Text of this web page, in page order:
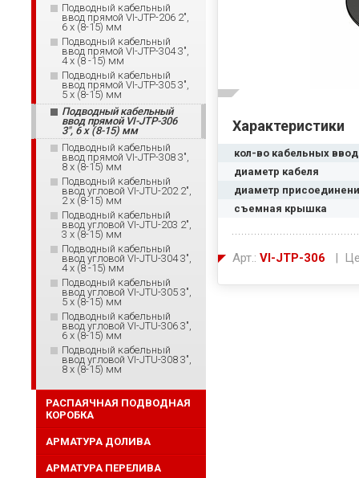
Характеристики
кол-во кабельных
диаметр кабеля
диаметр
съемная крышка
Арт.: VI-JTP-306 |
Подводный кабельный
ввод прямой VI-JTP-206 2",
6 x (8-15) мм
Подводный кабельный
ввод прямой VI-JTP-304 3",
4 x (8 -15) мм
Подводный кабельный
ввод прямой VI-JTP-305 3",
5 x (8-15) мм
Подводный кабельный
ввод прямой VI-JTP-306
3", 6 x (8-15) мм
Подводный кабельный
ввод прямой VI-JTP-308 3",
8 x (8-15) мм
Подводный кабельный
ввод угловой VI-JTU-202 2",
2 x (8-15) мм
Подводный кабельный
ввод угловой VI-JTU-203 2",
3 x (8-15) мм
Подводный кабельный
ввод угловой VI-JTU-304 3",
4 x (8 -15) мм
Подводный кабельный
ввод угловой VI-JTU-305 3",
5 x (8-15) мм
Подводный кабельный
ввод угловой VI-JTU-306 3",
6 x (8-15) мм
Подводный кабельный
ввод угловой VI-JTU-308 3",
8 x (8-15) мм
РАСПАЯЧНАЯ ПОДВОДНАЯ
КОРОБКА
АРМАТУРА ДОЛИВА
АРМАТУРА ПЕРЕЛИВА